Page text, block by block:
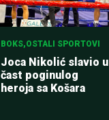
BOKS,OSTALI SPORTOVI
Joca Nikolić slavio u
čast poginulog
heroja sa Košara